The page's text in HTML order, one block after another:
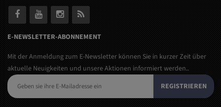
E-NEWSLETTER-ABONNEMENT
Mit der Anmeldung zum E-Newsletter können Sie in kurzer Zeit über
aktuelle Neuigkeiten und unsere Aktionen informiert werden..
REGISTRIEREN